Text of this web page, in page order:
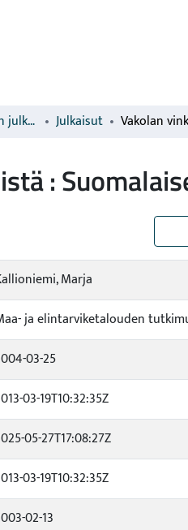
Luonnonvarakeskuksen julkaisut Julkaisut
:
Marja
ja elintarviketalouden
03-25
03-19T10:32:35Z
05-27T17:08:27Z
03-19T10:32:35Z
02-13